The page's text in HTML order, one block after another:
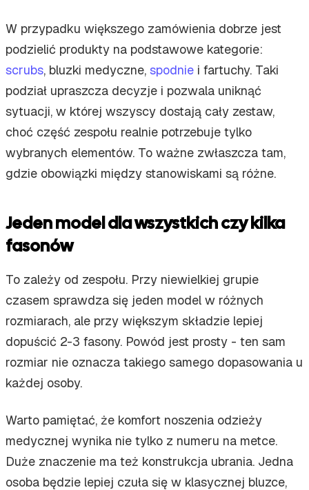
W przypadku większego zamówienia dobrze jest
podzielić produkty na podstawowe kategorie:
scrubs, bluzki medyczne, spodnie i fartuchy. Taki
podział upraszcza decyzje i pozwala uniknąć
sytuacji, w której wszyscy dostają cały zestaw,
choć część zespołu realnie potrzebuje tylko
wybranych elementów. To ważne zwłaszcza tam,
gdzie obowiązki między stanowiskami są różne.
Jeden model dla wszystkich czy kilka
fasonów
To zależy od zespołu. Przy niewielkiej grupie
czasem sprawdza się jeden model w różnych
rozmiarach, ale przy większym składzie lepiej
dopuścić 2-3 fasony. Powód jest prosty - ten sam
rozmiar nie oznacza takiego samego dopasowania u
każdej osoby.
Warto pamiętać, że komfort noszenia odzieży
medycznej wynika nie tylko z numeru na metce.
Duże znaczenie ma też konstrukcja ubrania. Jedna
osoba będzie lepiej czuła się w klasycznej bluzce,